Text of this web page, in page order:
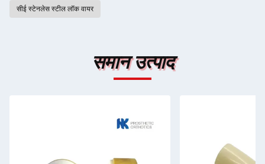
सीई स्टेनलेस स्टील लॉक वायर
समान उत्पाद